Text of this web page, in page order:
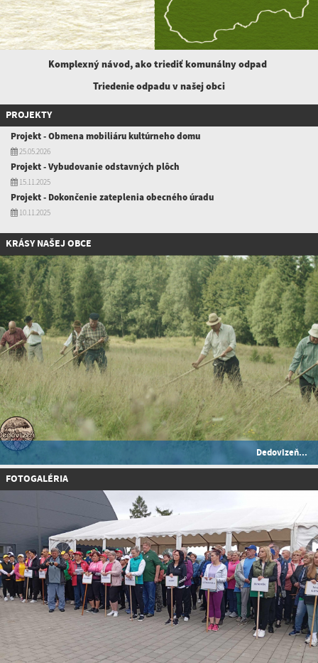
Komplexný návod, ako triediť komunálnyodpad
Triedenie odpadu v našej obci
PROJEKTY
Projekt - Obmena mobiliáru kultúrneho domu
25.05.2026
Projekt - Vybudovanie odstavných plôch
15.11.2025
Projekt - Dokončenie zateplenia obecného úradu
10.11.2025
KRÁSY NAŠEJ OBCE
Dedovizeň...
FOTOGALÉRIA